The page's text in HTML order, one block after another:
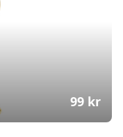
99 kr